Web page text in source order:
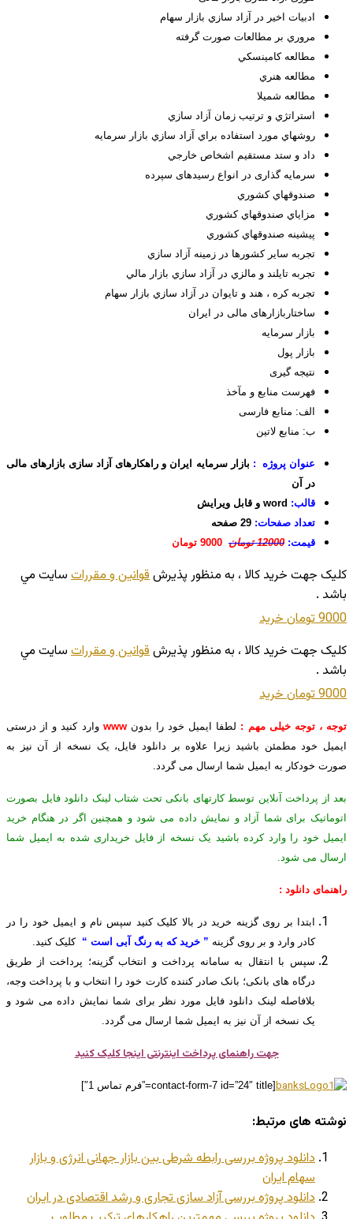
ادبيات اخير در آزاد سازي بازار سهام
مروري بر مطالعات صورت گرفته
مطالعه كامينسکي
مطالعه هنري
مطالعه شمیلا
استراتژي و ترتيب زمان آزاد سازي
روشهاي مورد استفاده براي آزاد سازي بازار سرمايه
داد و ستد مستقيم اشخاص خارجي
سرمایه گذاری در انواع رسیدهای سپرده
صندوقهاي كشوري
مزاياي صندوقهاي كشوري
پيشينه صندوقهاي كشوري
تجربه ساير كشورها در زمينه آزاد سازي
تجربه تايلند و مالزي در آزاد سازي بازار مالي
تجربه کره ، هند و تایوان در آزاد سازي بازار سهام
ساختاربازارهای مالی در ایران
بازار سرمايه
بازار پول
نتیجه گیری
فهرست منابع و مآخذ
الف: منابع فارسی
ب: منابع لاتین
عنوان پروژه : بازار سرمایه ایران و راهکارهای آزاد سازی بازارهای مالی
در آن
قالب:
تعداد صفحات:
قیمت: 12000 تومان 9000 تومان
کليک جهت خريد کالا ، به منظور پذيرشقوانين و مقررات سايت مي
باشد .
9000 تومان
خريد
کليک جهت خريد کالا ، به منظور پذيرشقوانين و مقررات سايت مي
باشد .
9000 تومان
خريد
توجه ، توجه خیلی مهم : لطفا ایمیل خود را بدون www وارد کنید و از درستی
ایمیل خود مطمئن باشید زیرا علاوه بر دانلود فایل، یک نسخه از آن نیز به
صورت خودکار به ایمیل شما ارسال می گردد.
بعد از پرداخت آنلاین توسط کارتهای بانکی تحت شتاب لینک دانلود فایل بصورت
اتوماتیک برای شما آزاد و نمایش داده می شود و همچنین اگر در هنگام خرید
ایمیل خود را وارد کرده باشید یک نسخه از فایل خریداری شده به ایمیل شما
ارسال می شود.
راهنمای دانلود :
ابتدا بر روی گزینه خرید در بالا کلیک کنید سپس نام و ایمیل خود را در
کادر وارد و بر روی گزینه ” خرید که به رنگ آبی است “ کلیک کنید.
سپس با انتقال به سامانه پرداخت و انتخاب گزینه؛ پرداخت از طریق
درگاه های بانکی؛ بانک صادر کننده کارت خود را انتخاب و با پرداخت وجه،
بلافاصله لینک دانلود فایل مورد نظر برای شما نمایش داده می شود و
یک نسخه از آن نیز به ایمیل شما ارسال می گردد.
جهت راهنمای پرداخت اینترنتی اینجا کلیک کنید
[contact-form-7 id=”24″ title=”فرم تماس 1″]
نوشته های مرتبط:
دانلود پروژه بررسی رابطه شرطی بین بازار جهانی انرژی و بازار
سهام ایران
دانلود پروژه بررسی آزاد سازی تجاری و رشد اقتصادی در ایران